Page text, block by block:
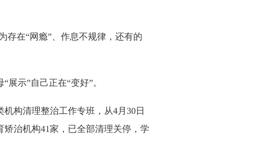
在“网瘾”、作息不规律，还有的
示”自己正在“变好”。
构清理整治工作专班，从4月30日
治机构41家，已全部清理关停，学